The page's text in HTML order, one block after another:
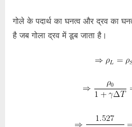
गोले के पदार्थ का घनत्व और द्रव का
है जब गोला द्रव में डूब जाता है।